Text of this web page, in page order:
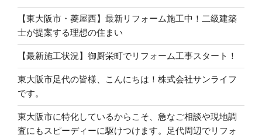
【東大阪市・菱屋西】最新リフォーム施工中！二級建築
士が提案する理想の住まい
【最新施工状況】御厨栄町でリフォーム工事スタート！
東大阪市足代の皆様、こんにちは！株式会社サンライフ
です。
東大阪市に特化しているからこそ、急なご相談や現地調
査にもスピーディーに駆けつけます。足代周辺でリフォ